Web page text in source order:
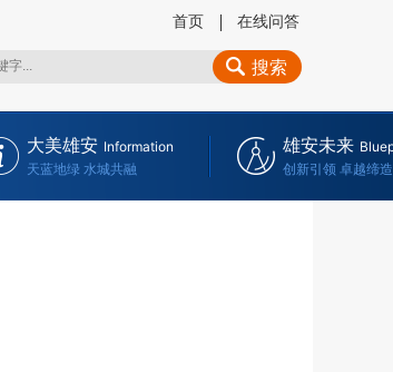
首页 在线问答
搜索
大美雄安 Information
天蓝地绿 水城共融
雄安未来
创新引领 卓越缔造